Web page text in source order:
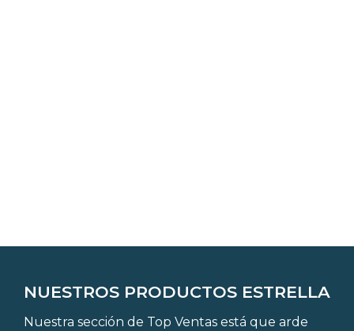
NUESTROS PRODUCTOS ESTRELLA
Nuestra sección de Top Ventas está que arde